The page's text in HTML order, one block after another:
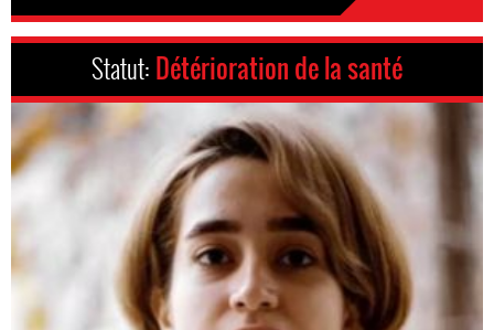
Statut: Détérioration de la santé